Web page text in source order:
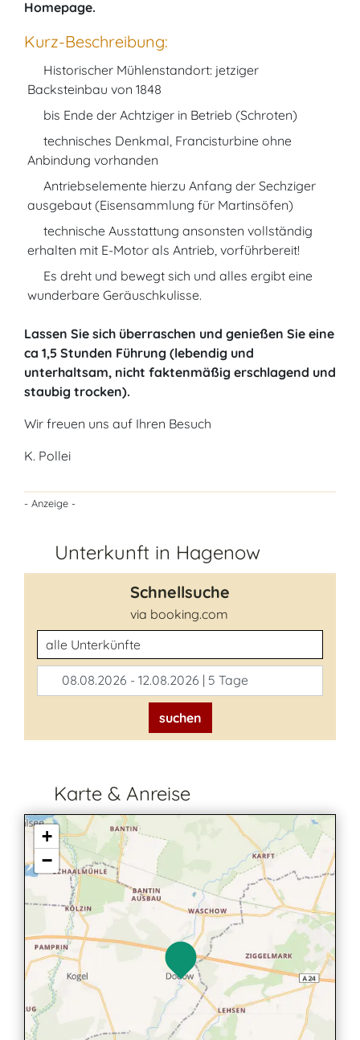
Homepage.
Kurz-Beschreibung:
Historischer Mühlenstandort: jetziger
Backsteinbau von 1848
bis Ende der Achtziger in Betrieb (Schroten)
technisches Denkmal, Francisturbine ohne
Anbindung vorhanden
Antriebselemente hierzu Anfang der Sechziger
ausgebaut (Eisensammlung für Martinsöfen)
technische Ausstattung ansonsten vollständig
erhalten mit E-Motor als Antrieb, vorführbereit!
Es dreht und bewegt sich und alles ergibt eine
wunderbare Geräuschkulisse.
Lassen Sie sich überraschen und genießen Sie eine
ca 1,5 Stunden Führung (lebendig und
unterhaltsam, nicht faktenmäßig erschlagend und
staubig trocken).
Wir freuen uns auf Ihren Besuch
K. Pollei
- Anzeige -
Unterkunft in Hagenow
Schnellsuche
via booking.com
Unterkunftsart
08.08.2026 - 12.08.2026 | 5 Tage
suchen
Karte & Anreise
+
−